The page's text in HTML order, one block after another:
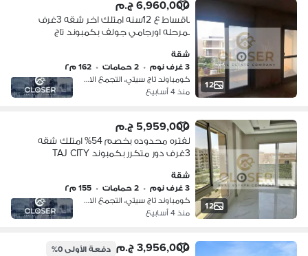
12
6,960,000 ج.م
باقساط ع 12سنه امتلك اخر شقه 3غرف
بمرحله اورجامي جولف بكمبوند تاج
شقة
3 غرف نوم
• 2 حمامات • 162 م٢
كومباوند تاج سيتي، التجمع الاول
منذ 4 أسابيع
12
5,959,000 ج.م
لفتره محدوده بخصم 54% امتلك شقه
3غرف دور متكرر بكمبوند TAJ CITY
شقة
3 غرف نوم
• 2 حمامات • 155 م٢
كومباوند تاج سيتي، التجمع الاول
منذ 4 أسابيع
3,956,000 ج.م دفعة الأولى0%